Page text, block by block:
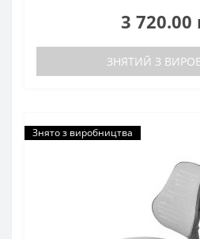
3 720.00
ЗНЯТИЙ З
Знято з виробництва